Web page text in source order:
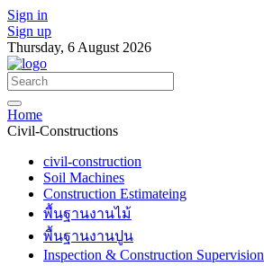
Sign in
Sign up
Thursday, 6 August 2026
Home
Civil-Constructions
civil-construction
Soil Machines
Construction Estimateing
พื้นฐานงานไม้
พื้นฐานงานปูน
Inspection & Construction Supervision